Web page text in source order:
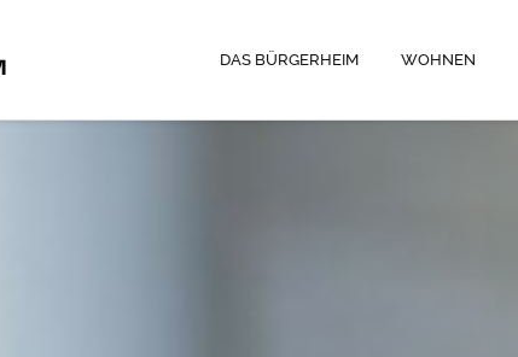
DAS BÜRGERHEIM WOHNEN